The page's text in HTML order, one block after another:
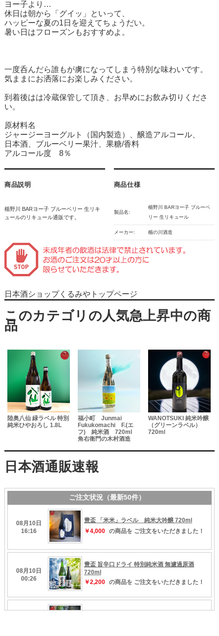
ヨー子より…
休日は朝から「グイッ」といって、
ハッピーな夏の1日を迎えてちょうだい。
暑い日はフローズンもおすすめよ。
一度呑んだら誰もが虜になってしまう特別な味わいです。
気ままにお洒落にお楽しみください。
到着後はは冷蔵保管して頂き、お早めにお飲み切りくださ
い。
原材料名
ジャージーヨーグルト（国内製造）、醸造アルコール、
日本酒、ブルーベリー果汁、果糖/香料
アルコール度 8％
商品説明
楯野川 BARヨー子 ブルーベリー 生リキ
ュールのリキュール通販です。
商品仕様
製品名:
楯野川 BARヨー子 ブルーベ
リー 生リキュール
メーカー: 楯の川酒造
日本酒ショップくるみやトップページ
陸奥八仙 緑ラベル 特別
純米ひやおろし 1.8L
福小町 Junmai
Fukukomachi F.(エ
フ) 純米酒 720ml
角右衛門の木村酒造
WANOTSUKI 純米吟醸
（グリーンラベル）
720ml